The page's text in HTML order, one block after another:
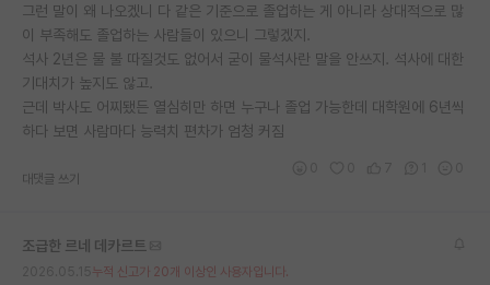
그런 말이 왜 나오겠니 다 같은 기준으로 졸업하는 게 아니라 상대적으로 많
이 부족해도 졸업하는 사람들이 있으니 그렇겠지.
석사 2년은 물 불 따질것도 없어서 굳이 물석사란 말을 안쓰지. 석사에 대한
기대치가 높지도 않고.
근데 박사도 어찌됐든 열심히만 하면 누구나 졸업 가능한데 대학원에 6년씩
하다 보면 사람마다 능력치 편차가 엄청 커짐
대댓글 쓰기
조급한 르네 데카르트
누적 신고가 20개 이상인 사용자입니다.